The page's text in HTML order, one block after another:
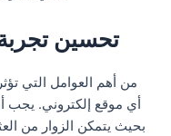
تحسين
أي موقع إلكتروني. يجب
بحيث يتمكن الزوار من